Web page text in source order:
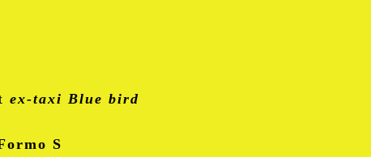
ex-taxi Blue bird
S